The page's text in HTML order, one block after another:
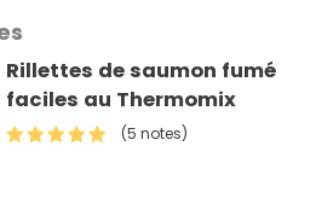
Rillettes de saumon fumé
faciles au Thermomix
(5 notes)